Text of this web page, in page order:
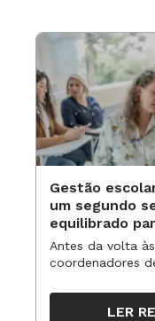
interessante lançar
obra tal como dos
equivocadas e da
de prática e de
que os professores
compartilhando
compreensão.
* Este livro faz parte
Professor
Gestão
um segundo
equilibrado
Antes da volta
coordenadores
organizar ações
trabalho LER